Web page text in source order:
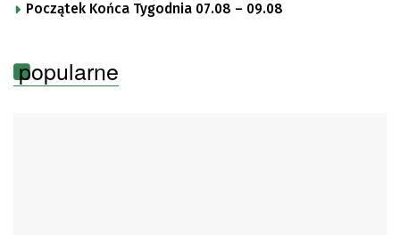
Początek Końca Tygodnia 07.08 – 09.08
popularne